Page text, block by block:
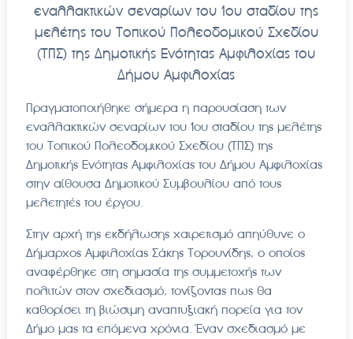
εναλλακτικών σεναρίων του 1ου σταδίου της
μελέτης του Τοπικού Πολεοδομικού Σχεδίου
(ΤΠΣ) της Δημοτικής Ενότητας Αμφιλοχίας του
Δήμου Αμφιλοχίας
Πραγματοποιήθηκε σήμερα η παρουσίαση των
εναλλακτικών σεναρίων του 1ου σταδίου της μελέτης
του Τοπικού Πολεοδομικού Σχεδίου (ΤΠΣ) της
Δημοτικής Ενότητας Αμφιλοχίας του Δήμου Αμφιλοχίας
στην αίθουσα Δημοτικού Συμβουλίου από τους
μελετητές του έργου.
Στην αρχή της εκδήλωσης χαιρετισμό απηύθυνε ο
Δήμαρχος Αμφιλοχίας Σάκης Τορουνίδης, ο οποίος
αναφέρθηκε στη σημασία της συμμετοχής των
πολιτών στον σχεδιασμό, τονίζοντας πως θα
καθορίσει τη βιώσιμη αναπτυξιακή πορεία για τον
Δήμο μας τα επόμενα χρόνια. Έναν σχεδιασμό με